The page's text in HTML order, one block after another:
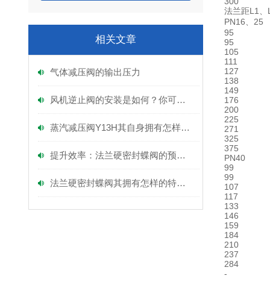
相关文章
气体减压阀的输出压力
风机逆止阀的安装是如何？你可知？
蒸汽减压阀Y13H其自身拥有怎样的特点呢？
提升效率：法兰硬密封蝶阀的预备工作指南
法兰硬密封蝶阀其拥有怎样的特点呢？
法兰距L1、
PN16、25
95
95
105
111
127
138
149
176
200
225
271
325
375
PN40
99
99
107
117
133
146
159
184
210
237
284
-